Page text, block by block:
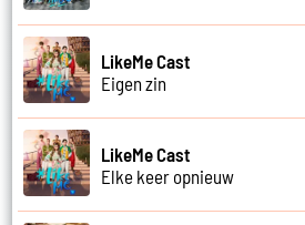
LikeMe Cast
Eigen zin
LikeMe Cast
Elke keer opnieuw